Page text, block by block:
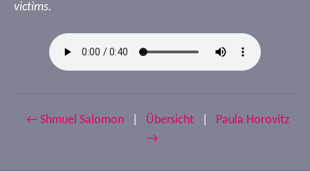
victims.
← Shmuel Salomon Übersicht
Paula Horovitz
→